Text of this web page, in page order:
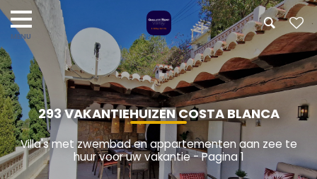
293 VAKANTIEHUIZEN COSTA BLANCA
Villa's met zwembad en appartementen aan zee te
huur voor uw vakantie - Pagina 1